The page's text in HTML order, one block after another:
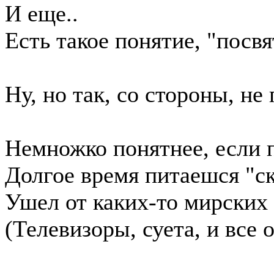
И еще..
Есть такое понятие,
Ну, но так, со стороны, не
Немножко понятнее, если
Долгое время питаешся
Ушел от каких-то мирских
(Телевизоры, суета, и все